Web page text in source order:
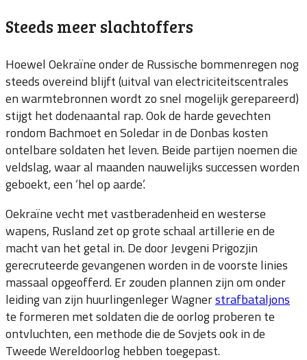
Steeds meer slachtoffers
Hoewel Oekraïne onder de Russische bommenregen nog
steeds overeind blijft (uitval van electriciteitscentrales
en warmtebronnen wordt zo snel mogelijk gerepareerd)
stijgt het dodenaantal rap. Ook de harde gevechten
rondom Bachmoet en Soledar in de Donbas kosten
ontelbare soldaten het leven. Beide partijen noemen die
veldslag, waar al maanden nauwelijks successen worden
geboekt, een ‘hel op aarde’.
Oekraïne vecht met vastberadenheid en westerse
wapens, Rusland zet op grote schaal artillerie en de
macht van het getal in. De door Jevgeni Prigozjin
gerecruteerde gevangenen worden in de voorste linies
massaal opgeofferd. Er zouden plannen zijn om onder
leiding van zijn huurlingenleger Wagnerstrafbataljons
te formeren met soldaten die de oorlog proberen te
ontvluchten, een methode die de Sovjets ook in de
Tweede Wereldoorlog hebben toegepast.